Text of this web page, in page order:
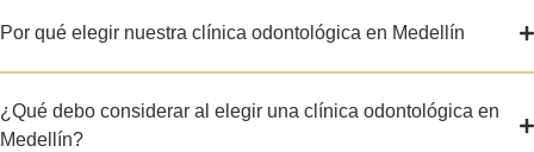
Por qué elegir nuestra clínica odontológica en Medellín
¿Qué debo considerar al elegir una clínica odontológica en
Medellín?